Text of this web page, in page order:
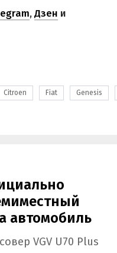
,Дзен и
Citroen Fiat Genesis
автомобиль
VGV U70 Plus